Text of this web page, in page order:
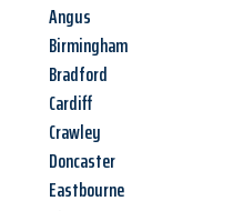
Angus
Birmingham
Bradford
Cardiff
Crawley
Doncaster
Eastbourne